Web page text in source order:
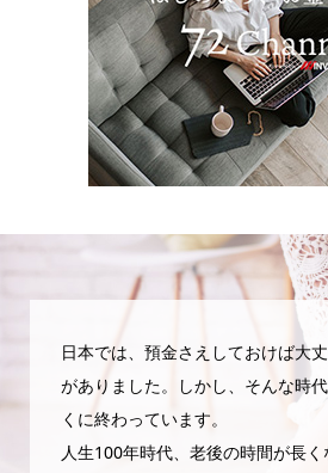
日本では、預金さえしておけば大
がありました。しかし、そんな時
くに終わっています。
人生100年時代、老後の時間が長